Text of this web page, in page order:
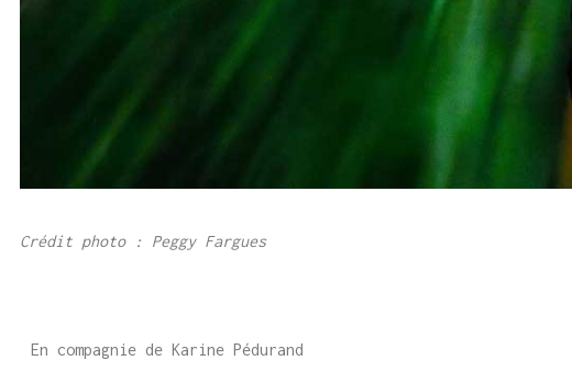
Crédit photo : Peggy Fargues
En compagnie de Karine Pédurand